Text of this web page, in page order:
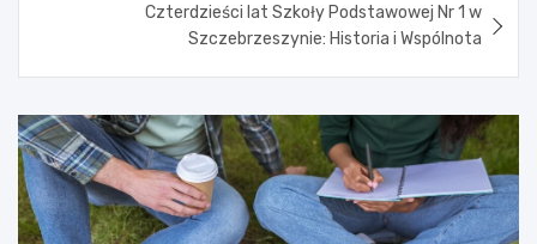
Czterdzieści lat Szkoły Podstawowej Nr 1 w
Szczebrzeszynie: Historia i Wspólnota